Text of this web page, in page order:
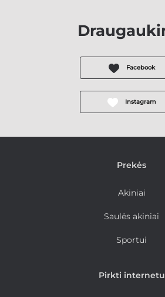
Facebook
Instagram
Prekės
Akiniai
Saulės akiniai
Sportui
Pirkti internetu